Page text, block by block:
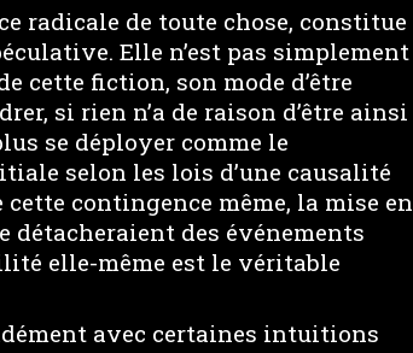
radicale de toute chose, constitue
Elle n’est pas simplement
cette fiction, son mode d’être
si rien n’a de raison d’être ainsi
se déployer comme le
selon les lois d’une causalité
contingence même, la mise en
détacheraient des événements
elle-même est le véritable
avec certaines intuitions